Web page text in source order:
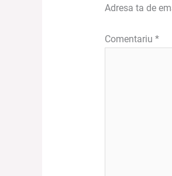
Adresa ta de
Comentariu *